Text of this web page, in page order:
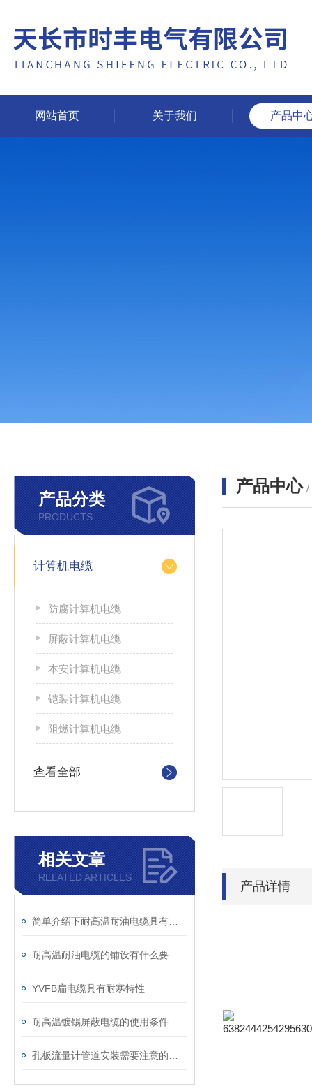
网站首页 关于我们 产品中
产品分类
PRODUCTS
计算机电缆
防腐计算机电缆
屏蔽计算机电缆
本安计算机电缆
铠装计算机电缆
阻燃计算机电缆
查看全部
相关文章
RELATED ARTICLES
YVFB扁电缆具有耐寒特性
产品中心 /
产品详情